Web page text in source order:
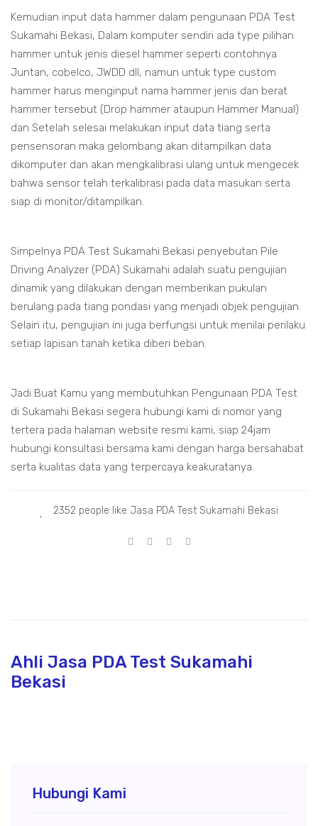
Kemudian input data hammer dalam pengunaan PDA Test
Sukamahi Bekasi, Dalam komputer sendiri ada type pilihan
hammer untuk jenis diesel hammer seperti contohnya
Juntan, cobelco, JWDD dll, namun untuk type custom
hammer harus menginput nama hammer jenis dan berat
hammer tersebut (Drop hammer ataupun Hammer Manual)
dan Setelah selesai melakukan input data tiang serta
pensensoran maka gelombang akan ditampilkan data
dikomputer dan akan mengkalibrasi ulang untuk mengecek
bahwa sensor telah terkalibrasi pada data masukan serta
siap di monitor/ditampilkan.
Simpelnya PDA Test Sukamahi Bekasi penyebutan Pile
Driving Analyzer (PDA) Sukamahi adalah suatu pengujian
dinamik yang dilakukan dengan memberikan pukulan
berulang pada tiang pondasi yang menjadi objek pengujian.
Selain itu, pengujian ini juga berfungsi untuk menilai perilaku
setiap lapisan tanah ketika diberi beban.
Jadi Buat Kamu yang membutuhkan Pengunaan PDA Test
di Sukamahi Bekasi segera hubungi kami di nomor yang
tertera pada halaman website resmi kami, siap 24jam
hubungi konsultasi bersama kami dengan harga bersahabat
serta kualitas data yang terpercaya keakuratanya.
2352 people like Jasa PDA Test Sukamahi Bekasi
Ahli Jasa PDA Test Sukamahi
Bekasi
Hubungi Kami